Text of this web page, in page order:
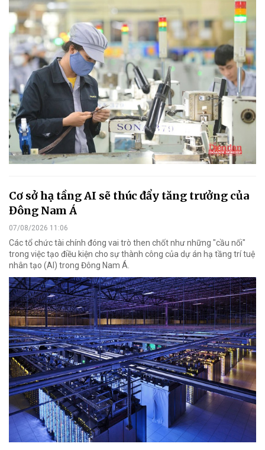
Cơ sở hạ tầng AI sẽ thúc đẩy tăng trưởng của
Đông Nam Á
07/08/2026 11:06
Các tổ chức tài chính đóng vai trò then chốt như những "cầu nối"
trong việc tạo điều kiện cho sự thành công của dự án hạ tầng trí tuệ
nhân tạo (AI) trong Đông Nam Á.